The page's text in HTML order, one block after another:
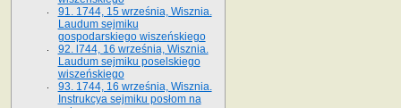
91. 1744, 15 września, Wisznia.
Laudum sejmiku
gospodarskiego wiszeńskiego
92. l744, 16 września, Wisznia.
Laudum sejmiku poselskiego
wiszeńskiego
93. 1744, 16 września, Wisznia.
Instrukcya sejmiku posłom na